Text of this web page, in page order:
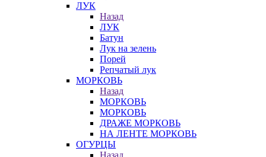
ЛУК
Назад
ЛУК
Батун
Лук на зелень
Порей
Репчатый лук
МОРКОВЬ
Назад
МОРКОВЬ
МОРКОВЬ
ДРАЖЕ МОРКОВЬ
НА ЛЕНТЕ МОРКОВЬ
ОГУРЦЫ
Назад